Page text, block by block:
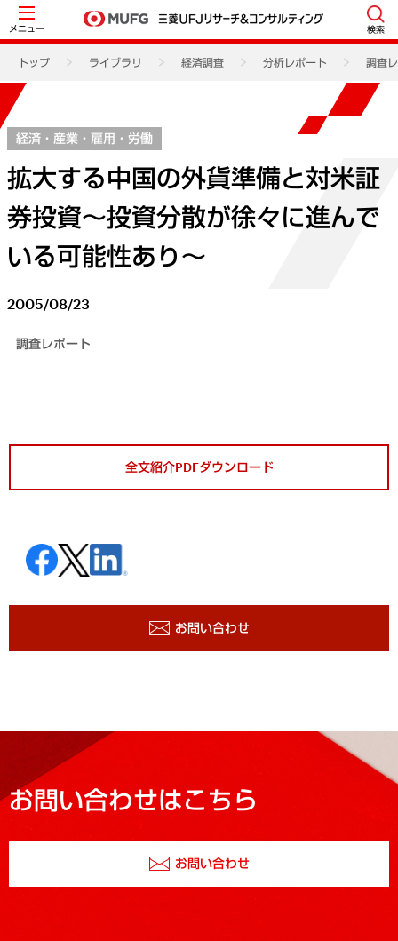
メニュー 検索
トップ ライブラリ 経済調査 分析レポート 調査
経済・産業・雇用・労働
拡大する中国の外貨準備と対米証
券投資～投資分散が徐々に進んで
いる可能性あり～
2005/08/23
調査レポート
全文紹介PDFダウンロード
お問い合わせ
お問い合わせはこちら
お問い合わせ